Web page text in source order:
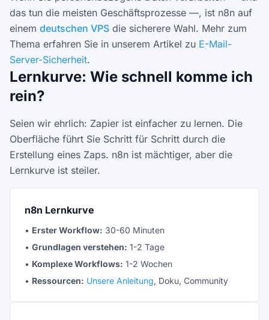
das tun die meisten Geschäftsprozesse —, ist n8n auf
einem deutschen VPS die sicherere Wahl. Mehr zum
Thema erfahren Sie in unserem Artikel zu E-Mail-
Server-Sicherheit.
Lernkurve: Wie schnell komme ich
rein?
Seien wir ehrlich: Zapier ist einfacher zu lernen. Die
Oberfläche führt Sie Schritt für Schritt durch die
Erstellung eines Zaps. n8n ist mächtiger, aber die
Lernkurve ist steiler.
n8n Lernkurve
• Erster Workflow: 30-60 Minuten
• Grundlagen verstehen: 1-2 Tage
• Komplexe Workflows: 1-2 Wochen
• Ressourcen: Unsere Anleitung, Doku, Community